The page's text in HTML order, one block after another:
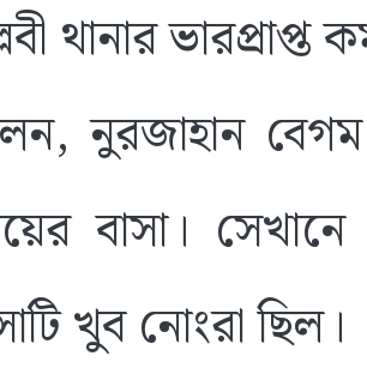
থানার
নুরজাহান
বাসা।
খুব নোংরা ছিল।